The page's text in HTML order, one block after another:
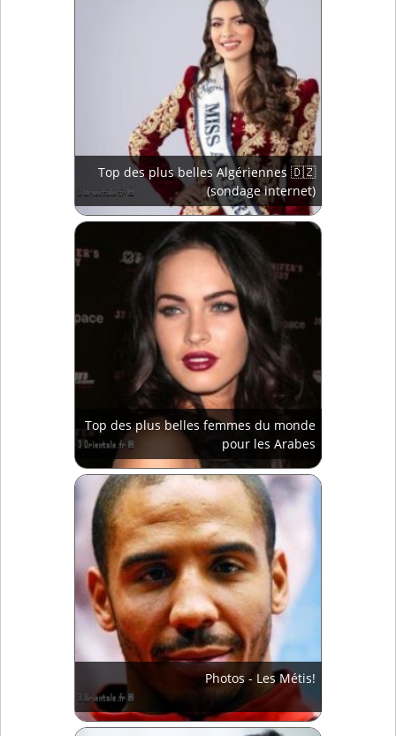
Top des plus belles Algériennes 🇩🇿
(sondage internet)
Top des plus belles femmes du monde
pour les Arabes
Photos - Les Métis!